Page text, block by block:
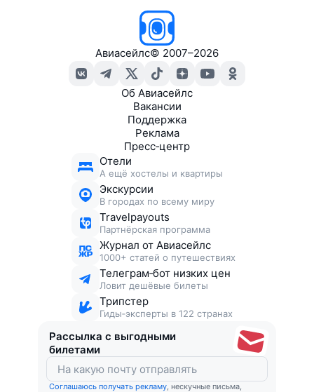
Авиасейлс© 2007–2026
Об Авиасейлс
Вакансии
Поддержка
Реклама
Пресс‑центр
Отели
А ещё хостелы и квартиры
Экскурсии
В городах по всему миру
Travelpayouts
Партнёрская программа
Журнал от Авиасейлс
1000+ статей о путешествиях
Телеграм‑бот низких цен
Ловит дешёвые билеты
Трипстер
Гиды‑эксперты в 122 странах
Рассылка с выгодными
билетами
Соглашаюсь получать рекламу, нескучные письма,